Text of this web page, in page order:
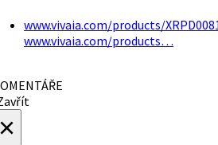
www.vivaia.com/products/
www.vivaia.com/products…